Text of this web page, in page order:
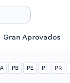
Gran Aprovados
PB PE PI PR